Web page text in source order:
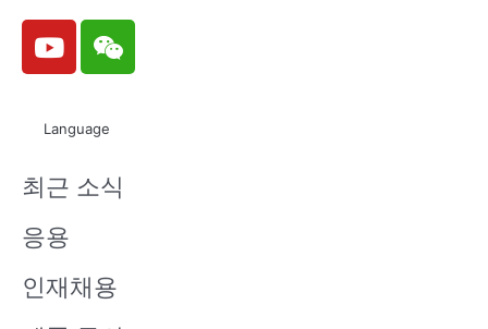
Y
o
u
e
W
e
i
n
Language
최근 소식
응용
인재채용